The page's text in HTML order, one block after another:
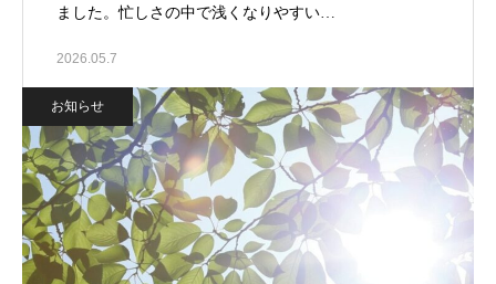
ました。忙しさの中で浅くなりやすい…
2026.05.7
お知らせ